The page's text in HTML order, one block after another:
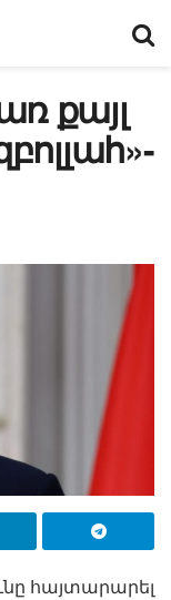
քայլ
հայտարարել